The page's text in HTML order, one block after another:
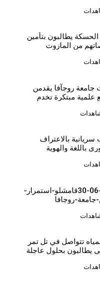
الأسباب
يطالبون بتأمين
من المازوت
روجآفا يقدمن
مبتكرة تخدم
بالاعتراف
والهوية
30-06-2026قامشلو-استمرار-
روجافا
تتواصل في تل تمر
يطالبون بحلول عاجلة